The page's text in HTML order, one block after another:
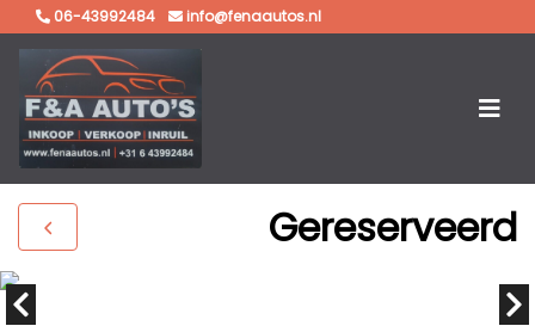
06-43992484 info@fenaautos.nl
Gereserveerd